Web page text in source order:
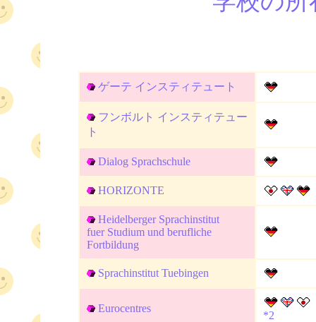
ゲーテ インスティテュート
フンボルト インスティテュー
ト
Dialog Sprachschule
HORIZONTE
Heidelberger Sprachinstitut
fuer Studium und berufliche
Fortbildung
Sprachinstitut Tuebingen
Eurocentres
*2